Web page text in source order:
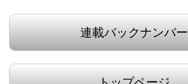
連載バックナンバー